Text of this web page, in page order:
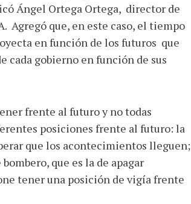
Ángel Ortega Ortega, director de
Agregó que, en este caso, el tiempo
en función de los futuros que
cada gobierno en función de sus
frente al futuro y no todas
posiciones frente al futuro: la
que los acontecimientos lleguen;
que es la de apagar
tener una posición de vigía frente